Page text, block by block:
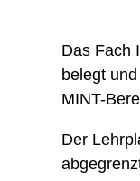
Das Fach
belegt
MINT-
Der